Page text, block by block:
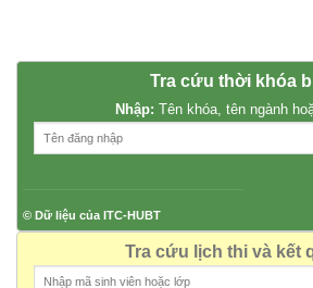
Tra cứu thời khóa
Nhập: Tên khóa, tên ngành
© Dữ liệu của ITC-HUBT
Tra cứu lịch thi và kết